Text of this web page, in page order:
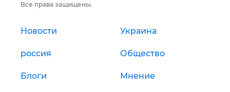
Все права защищены.
Новости Украина
россия Общество
Блоги Мнение